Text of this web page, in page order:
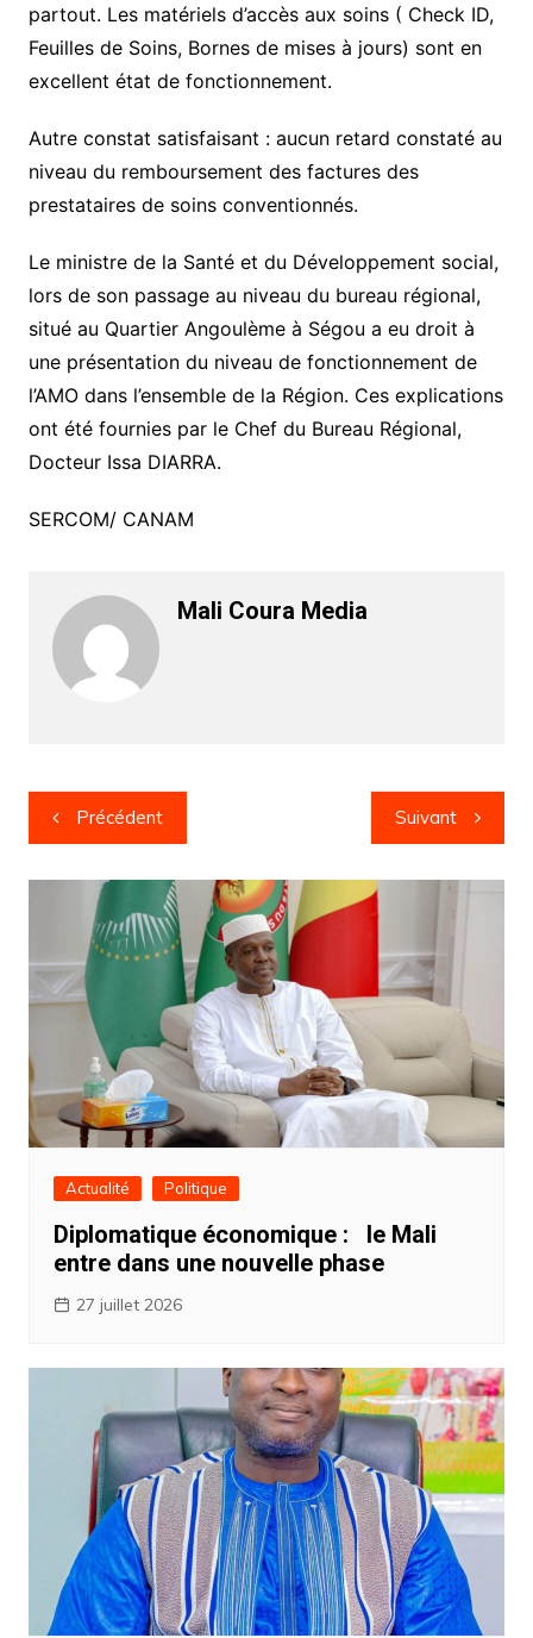
partout. Les matériels d’accès aux soins ( Check ID,
Feuilles de Soins, Bornes de mises à jours) sont en
excellent état de fonctionnement.
Autre constat satisfaisant : aucun retard constaté au
niveau du remboursement des factures des
prestataires de soins conventionnés.
Le ministre de la Santé et du Développement social,
lors de son passage au niveau du bureau régional,
situé au Quartier Angoulème à Ségou a eu droit à
une présentation du niveau de fonctionnement de
l’AMO dans l’ensemble de la Région. Ces explications
ont été fournies par le Chef du Bureau Régional,
Docteur Issa DIARRA.
SERCOM/ CANAM
Mali Coura Media
Navigation
de
l’article
Précédent Suivant
Actualité Politique
Diplomatique économique : ‎ ‎le Mali
entre dans une nouvelle phase
27 juillet 2026